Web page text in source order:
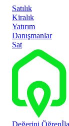
Satılık
Kiralık
Yatırım
Danışmanlar
Sat
Değerini Öğren